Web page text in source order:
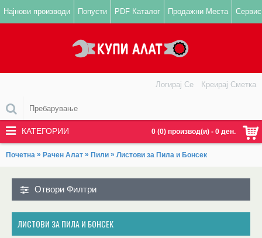
Најнови производи Попусти PDF Каталог Продажни Места Сервис
0 (0) производ(и) - 0 ден.
Логирај Се Креирај Сметка
КАТЕГОРИИ
Почетна » Рачен Алат » Пили » Листови за Пила и Бонсек
Отвори Филтри
ЛИСТОВИ ЗА ПИЛА И БОНСЕК